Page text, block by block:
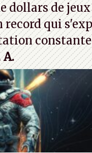
dollars de
record qui
A.